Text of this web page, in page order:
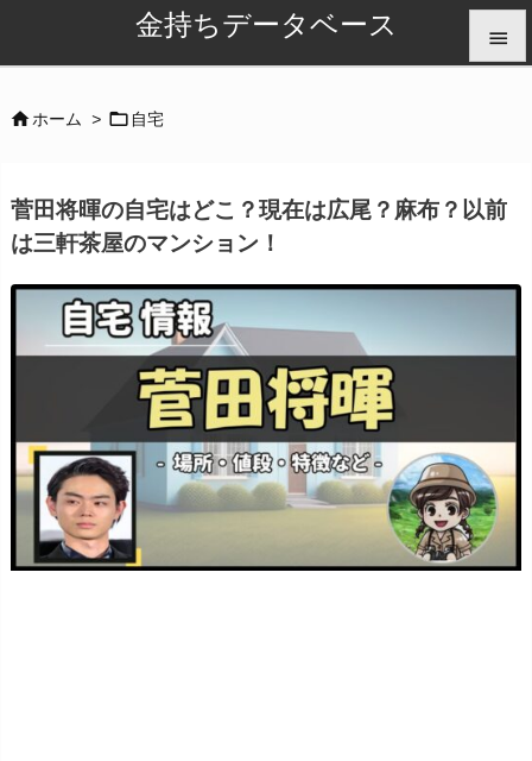
金持ちデータベース 


ホーム >  自宅
菅田将暉の自宅はどこ？現在は広尾？麻布？以前
は三軒茶屋のマンション！